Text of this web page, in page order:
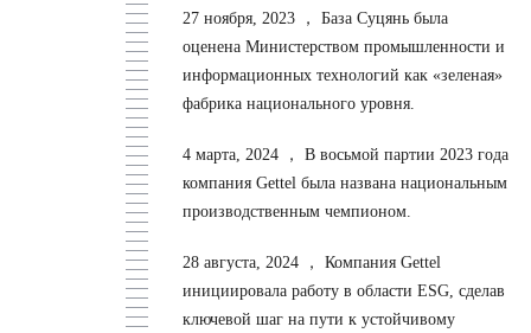
27 ноября, 2023 ，
База Суцянь была
оценена Министерством промышленности и
информационных технологий как «зеленая»
фабрика национального уровня.
4 марта, 2024 ，
В восьмой партии 2023 года
компания Gettel была названа национальным
производственным чемпионом.
28 августа, 2024 ，
Компания Gettel
инициировала работу в области ESG, сделав
ключевой шаг на пути к устойчивому